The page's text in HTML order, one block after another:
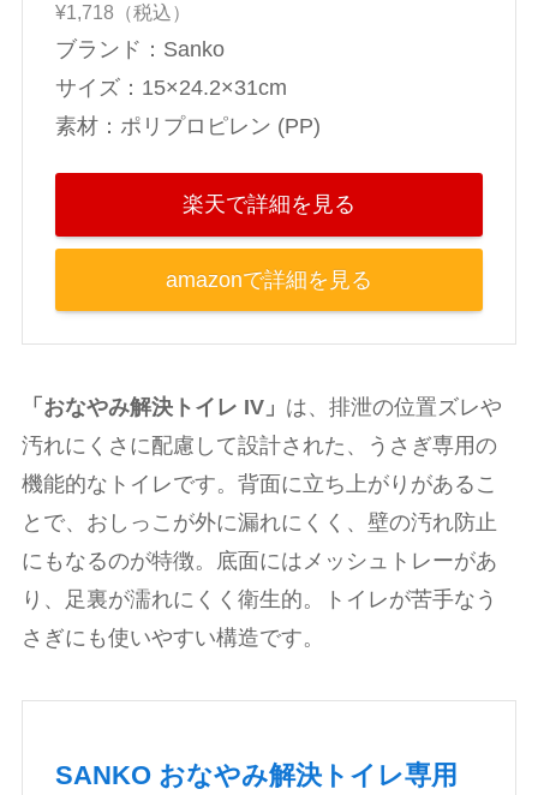
¥1,718（税込）
ブランド：Sanko
‎サイズ：15×24.2×31cm
素材：ポリプロピレン (PP)
楽天で詳細を見る
amazonで詳細を見る
「おなやみ解決トイレ IV」 は、排泄の位置ズレや
汚れにくさに配慮して設計された、うさぎ専用の
機能的なトイレです。背面に立ち上がりがあるこ
とで、おしっこが外に漏れにくく、壁の汚れ防止
にもなるのが特徴。底面にはメッシュトレーがあ
り、足裏が濡れにくく衛生的。トイレが苦手なう
さぎにも使いやすい構造です。
SANKO おなやみ解決トイレ専用